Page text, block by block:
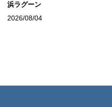
浜ラグーン
2026/08/04